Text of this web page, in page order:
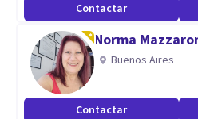
Me especializo en los
Trastornos del lenguaje, Deficit
deterioros cognitivos propios de
Problemas de memoria, etc.)
Contactar
Norma
Buenos Aires
Contactar